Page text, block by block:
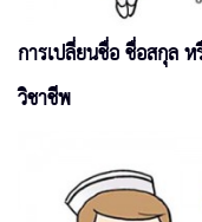
การเปลี่ยนชื่อ ชื่อสกุล
วิชาชีพ